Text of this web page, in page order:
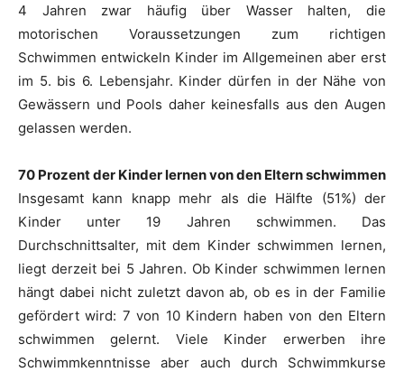
4 Jahren zwar häufig über Wasser halten, die
motorischen Voraussetzungen zum richtigen
Schwimmen entwickeln Kinder im Allgemeinen aber erst
im 5. bis 6. Lebensjahr. Kinder dürfen in der Nähe von
Gewässern und Pools daher keinesfalls aus den Augen
gelassen werden.
70 Prozent der Kinder lernen von den Eltern schwimmen
Insgesamt kann knapp mehr als die Hälfte (51%) der
Kinder unter 19 Jahren schwimmen. Das
Durchschnittsalter, mit dem Kinder schwimmen lernen,
liegt derzeit bei 5 Jahren. Ob Kinder schwimmen lernen
hängt dabei nicht zuletzt davon ab, ob es in der Familie
gefördert wird: 7 von 10 Kindern haben von den Eltern
schwimmen gelernt. Viele Kinder erwerben ihre
Schwimmkenntnisse aber auch durch Schwimmkurse